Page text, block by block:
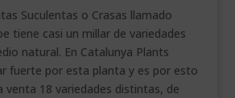
Suculentas o Crasas llamado
tiene casi un millar de variedades
natural. En Catalunya Plants
fuerte por esta planta y es por esto
venta 18 variedades distintas, de